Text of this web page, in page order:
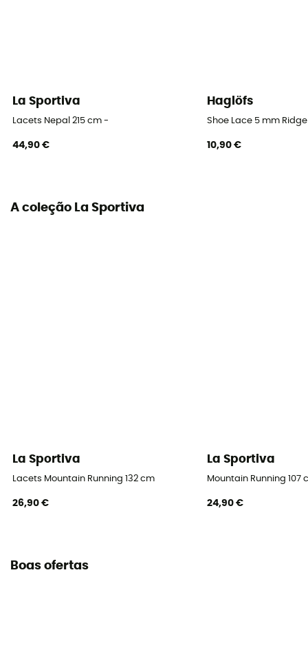
La Sportiva
Lacets Nepal 215 cm -
44,90 €
Haglöfs
Shoe Lace 5 mm
10,90 €
A coleção La Sportiva
La Sportiva
Lacets Mountain Running 132 cm
26,90 €
La Sportiva
Mountain Running
24,90 €
Boas ofertas